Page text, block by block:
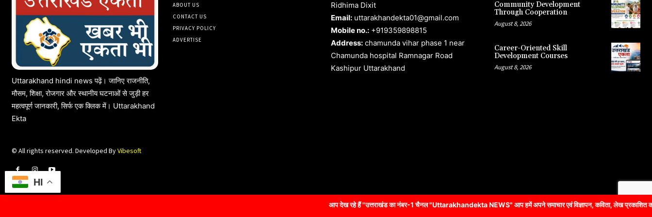
आप देख रहे हैं ''उत्तराखंड का नंबर-1 चैनल "Uttarakhandekta NEWS" आप हमें अपने समाचार एवं विज्ञापन, कविता, लेख प्रकाशित करने के लिए संपर्क
Uttarakhand hindi news पढ़ें। जानिए राजनीति,
मौसम, शिक्षा, रोजगार और स्थानीय घटनाओं से जुड़ी हर
महत्वपूर्ण जानकारी, सिर्फ एक क्लिक में। Uttarakhand
Ekta
© All rights reserved. Developed ByVibesoft
ABOUT US
CONTACT US
PRIVACY POLICY
ADVERTISE
Ridhima Dixit
Email: uttarakhandekta01@gmail.com
Mobile no.: +919359898815
Address: chamunda vihar phase 1 near
Chamunda hospital Ramnagar Road
Kashipur Uttarakhand
Community Development
Through Cooperation
August 8, 2026
Career-Oriented Skill
Development Courses
August 8, 2026
HI